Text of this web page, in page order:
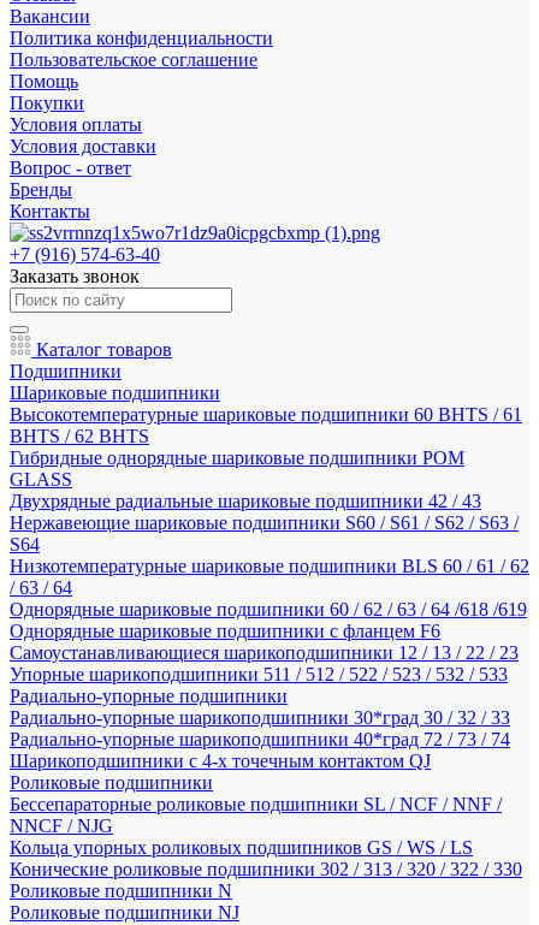
Вакансии
Политика конфиденциальности
Пользовательское соглашение
Помощь
Покупки
Условия оплаты
Условия доставки
Вопрос - ответ
Бренды
Контакты
+7 (916) 574-63-40
Заказать звонок
Каталог товаров
Подшипники
Шариковые подшипники
Высокотемпературные шариковые подшипники 60 BHTS / 61
BHTS / 62 BHTS
Гибридные однорядные шариковые подшипники POM
GLASS
Двухрядные радиальные шариковые подшипники 42 / 43
Нержавеющие шариковые подшипники S60 / S61 / S62 / S63 /
S64
Низкотемпературные шариковые подшипники BLS 60 / 61 / 62
/ 63 / 64
Однорядные шариковые подшипники 60 / 62 / 63 / 64 /618 /619
Однорядные шариковые подшипники с фланцем F6
Самоустанавливающиеся шарикоподшипники 12 / 13 / 22 / 23
Упорные шарикоподшипники 511 / 512 / 522 / 523 / 532 / 533
Радиально-упорные подшипники
Радиально-упорные шарикоподшипники 30*град 30 / 32 / 33
Радиально-упорные шарикоподшипники 40*град 72 / 73 / 74
Шарикоподшипники с 4-х точечным контактом QJ
Роликовые подшипники
Бессепараторные роликовые подшипники SL / NCF / NNF /
NNCF / NJG
Кольца упорных роликовых подшипников GS / WS / LS
Конические роликовые подшипники 302 / 313 / 320 / 322 / 330
Роликовые подшипники N
Роликовые подшипники NJ